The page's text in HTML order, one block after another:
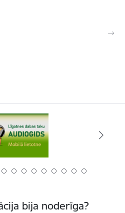
bija noderīga?